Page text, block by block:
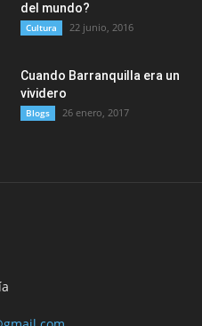
del mundo?
Cultura 22 junio, 2016
Cuando Barranquilla era un
vividero
Blogs 26 enero, 2017